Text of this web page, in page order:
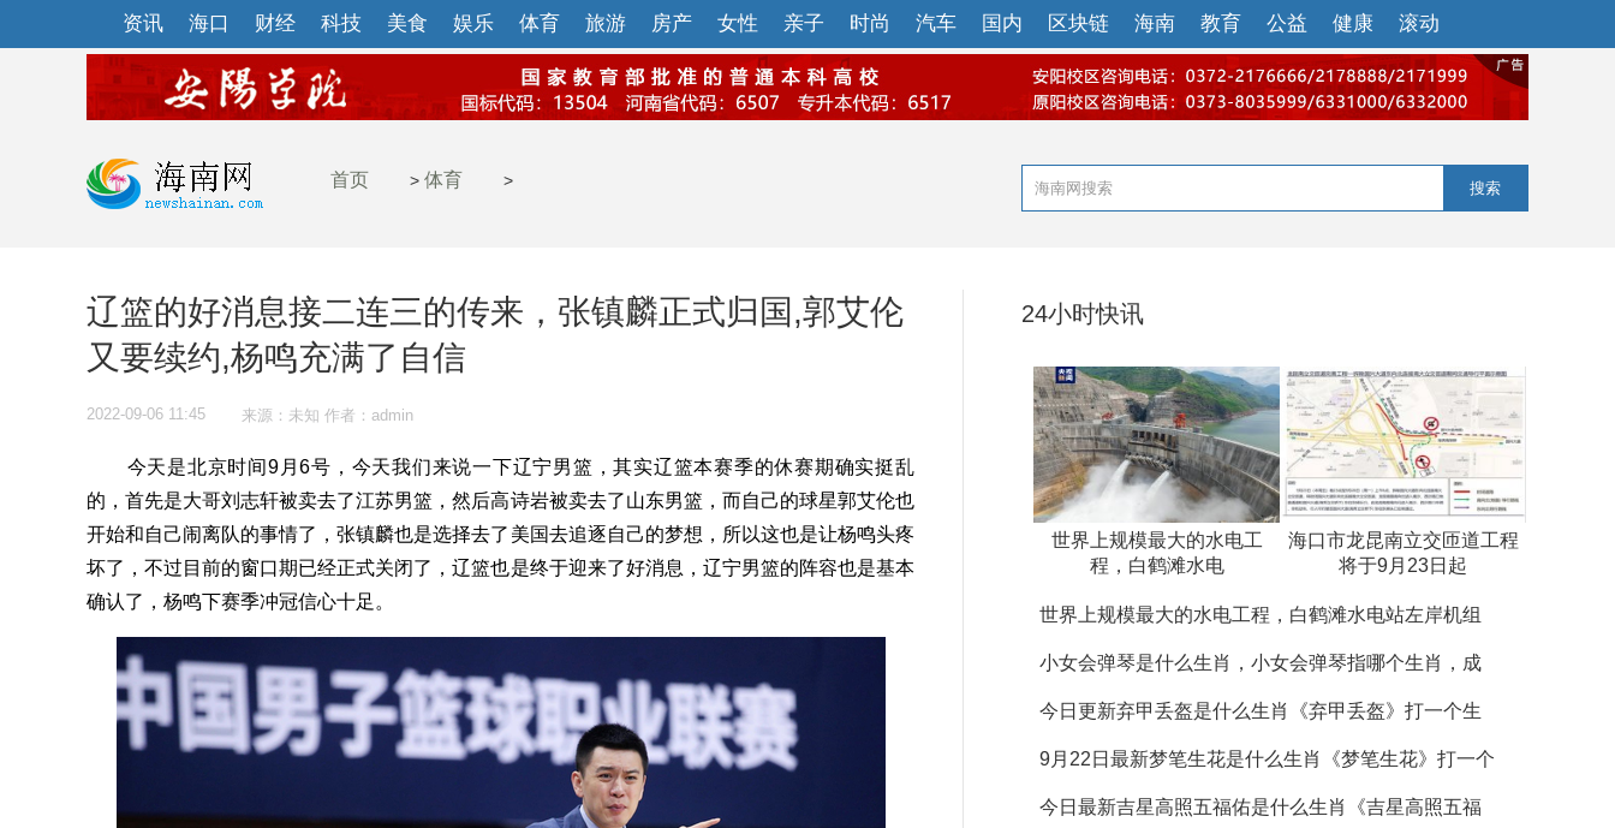
资讯 海口 财经 科技 美食 娱乐 体育 旅游 房产 女性 亲子 时尚 汽车 国内 区块链 海南 教育 公益 健康 滚动
首页 > 体育 > 搜索
辽篮的好消息接二连三的传来，张镇麟正式归国,郭艾伦
又要续约,杨鸣充满了自信
2022-09-06 11:45 来源：未知 作者：admin
今天是北京时间9月6号，今天我们来说一下辽宁男篮，其实辽篮本赛季的休赛期确实挺乱
的，首先是大哥刘志轩被卖去了江苏男篮，然后高诗岩被卖去了山东男篮，而自己的球星郭艾伦也
开始和自己闹离队的事情了，张镇麟也是选择去了美国去追逐自己的梦想，所以这也是让杨鸣头疼
坏了，不过目前的窗口期已经正式关闭了，辽篮也是终于迎来了好消息，辽宁男篮的阵容也是基本
确认了，杨鸣下赛季冲冠信心十足。
24小时快讯
世界上规模最大的水电工
程，白鹤滩水电
海口市龙昆南立交匝道工程
将于9月23日起
世界上规模最大的水电工程，白鹤滩水电站左岸机组
小女会弹琴是什么生肖，小女会弹琴指哪个生肖，成
今日更新弃甲丢盔是什么生肖《弃甲丢盔》打一个生
9月22日最新梦笔生花是什么生肖《梦笔生花》打一个
今日最新吉星高照五福佑是什么生肖《吉星高照五福